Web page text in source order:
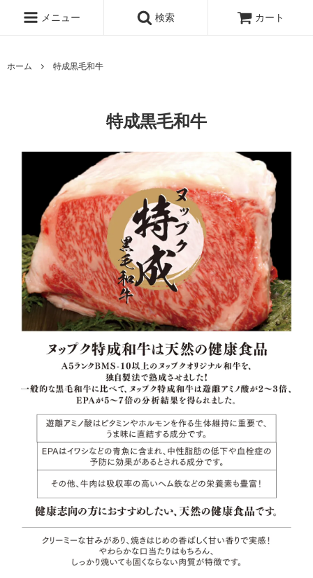
メニュー 検索 カート
ホーム 特成黒毛和牛
特成黒毛和牛